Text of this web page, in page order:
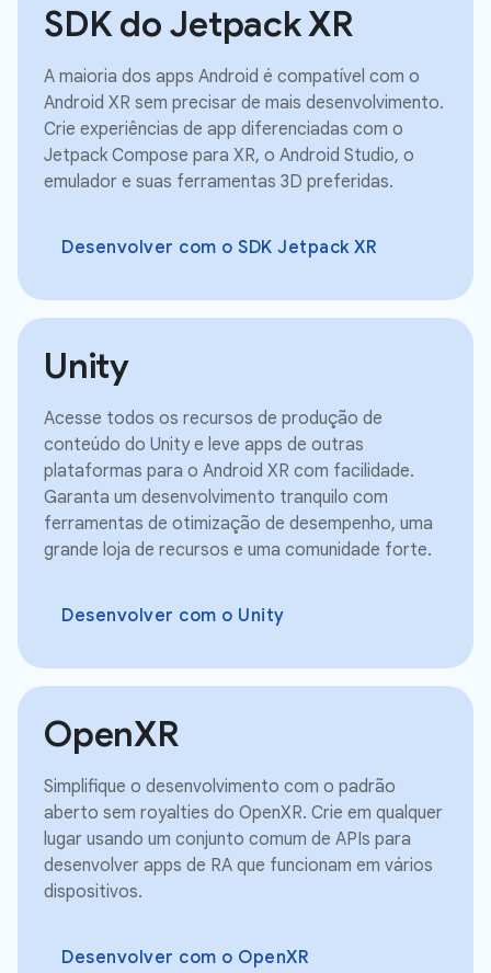
SDK do Jetpack XR
A maioria dos apps Android é compatível com o
Android XR sem precisar de mais desenvolvimento.
Crie experiências de app diferenciadas com o
Jetpack Compose para XR, o Android Studio, o
emulador e suas ferramentas 3D preferidas.
Desenvolver com o SDK Jetpack XR
Unity
Acesse todos os recursos de produção de
conteúdo do Unity e leve apps de outras
plataformas para o Android XR com facilidade.
Garanta um desenvolvimento tranquilo com
ferramentas de otimização de desempenho, uma
grande loja de recursos e uma comunidade forte.
Desenvolver com o Unity
OpenXR
Simplifique o desenvolvimento com o padrão
aberto sem royalties do OpenXR. Crie em qualquer
lugar usando um conjunto comum de APIs para
desenvolver apps de RA que funcionam em vários
dispositivos.
Desenvolver com o OpenXR